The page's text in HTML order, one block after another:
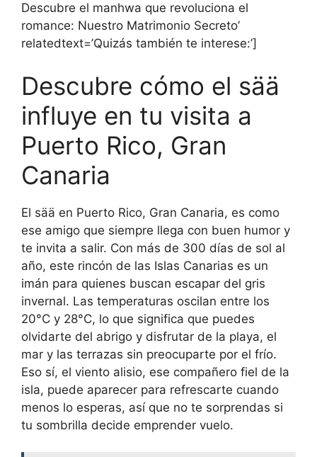
Descubre el manhwa que revoluciona el
romance: Nuestro Matrimonio Secreto’
relatedtext=’Quizás también te interese:’]
Descubre cómo el sää
influye en tu visita a
Puerto Rico, Gran
Canaria
El sää en Puerto Rico, Gran Canaria, es como
ese amigo que siempre llega con buen humor y
te invita a salir. Con más de 300 días de sol al
año, este rincón de las Islas Canarias es un
imán para quienes buscan escapar del gris
invernal. Las temperaturas oscilan entre los
20°C y 28°C, lo que significa que puedes
olvidarte del abrigo y disfrutar de la playa, el
mar y las terrazas sin preocuparte por el frío.
Eso sí, el viento alisio, ese compañero fiel de la
isla, puede aparecer para refrescarte cuando
menos lo esperas, así que no te sorprendas si
tu sombrilla decide emprender vuelo.